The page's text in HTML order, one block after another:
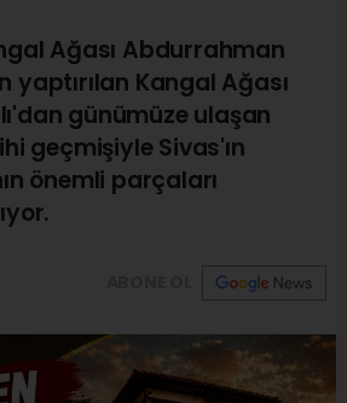
Ağası Abdurrahman
yaptırılan Kangal Ağası
günümüze ulaşan
geçmişiyle Sivas'ın
önemli parçaları